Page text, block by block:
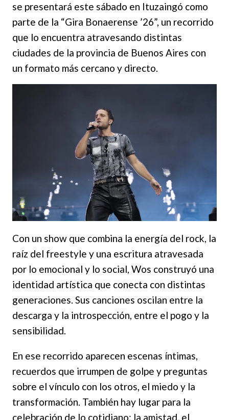
se presentará este sábado en Ituzaingó como
parte de la “Gira Bonaerense ’26”, un recorrido
que lo encuentra atravesando distintas
ciudades de la provincia de Buenos Aires con
un formato más cercano y directo.
Con un show que combina la energía del rock, la
raíz del freestyle y una escritura atravesada
por lo emocional y lo social, Wos construyó una
identidad artística que conecta con distintas
generaciones. Sus canciones oscilan entre la
descarga y la introspección, entre el pogo y la
sensibilidad.
En ese recorrido aparecen escenas íntimas,
recuerdos que irrumpen de golpe y preguntas
sobre el vínculo con los otros, el miedo y la
transformación. También hay lugar para la
celebración de lo cotidiano: la amistad, el